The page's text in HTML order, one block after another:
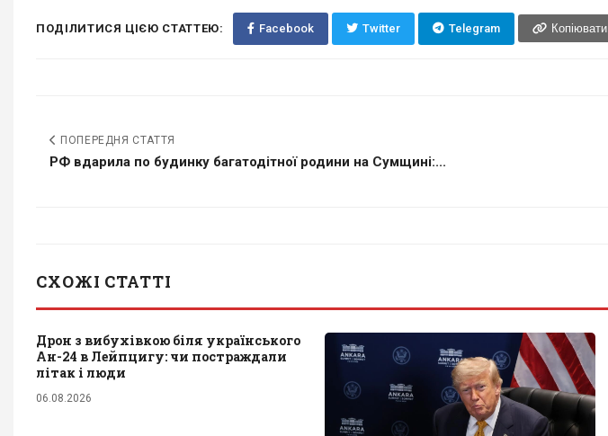
ПОДІЛИТИСЯ ЦІЄЮ СТАТТЕЮ: Facebook Twitter Telegram Копіювати
ПОПЕРЕДНЯ СТАТТЯ
РФ вдарила по будинку багатодітної родини на Сумщині:...
СХОЖІ СТАТТІ
Дрон з вибухівкою біля українського
Ан-24 в Лейпцигу: чи постраждали
літак і люди
06.08.2026